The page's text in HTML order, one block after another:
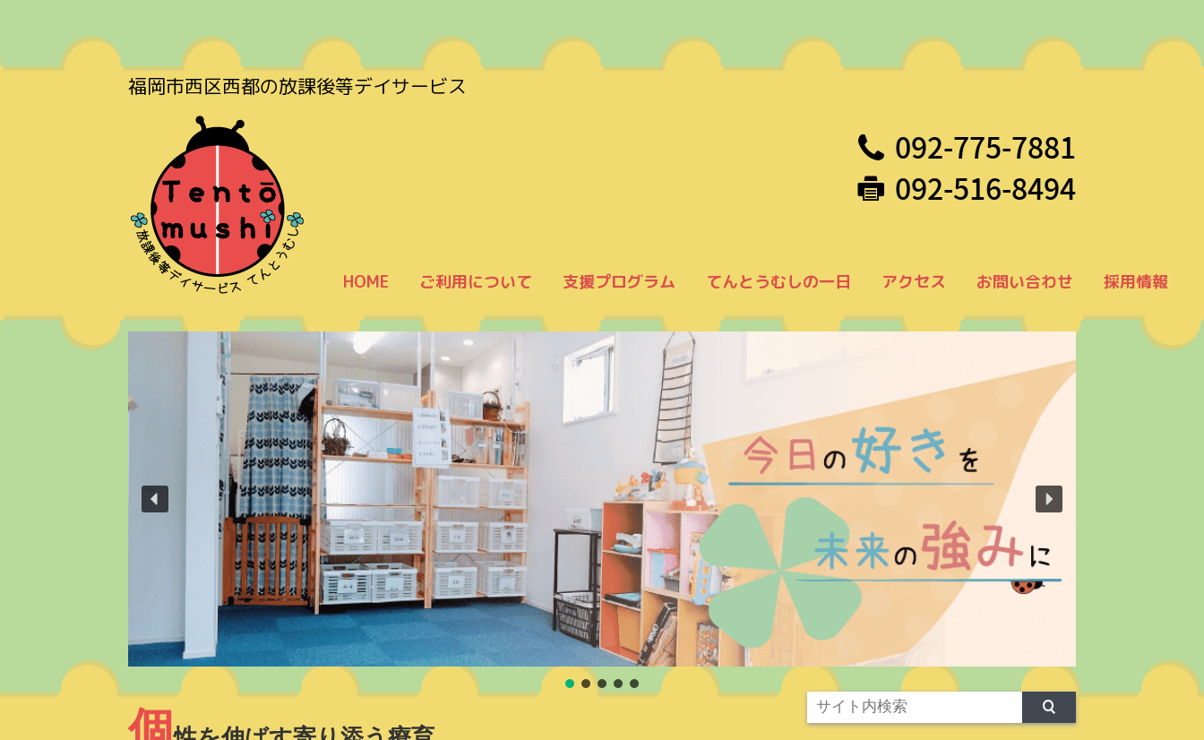
福岡市西区西都の放課後等デイサービス
092-775-7881
092-516-8494
HOME ご利用について 支援プログラム てんとうむしの一日 アクセス お問い合わせ 採用情報